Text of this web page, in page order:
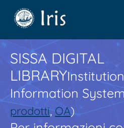
SISSA DIGITAL
LIBRARY
Information
prodotti,OA)